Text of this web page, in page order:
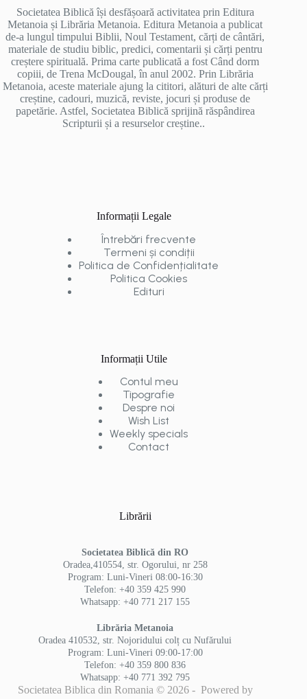
Societatea Biblică își desfășoară activitatea prin Editura
Metanoia și Librăria Metanoia. Editura Metanoia a publicat
de-a lungul timpului Biblii, Noul Testament, cărți de cântări,
materiale de studiu biblic, predici, comentarii și cărți pentru
creștere spirituală. Prima carte publicată a fost Când dorm
copiii, de Trena McDougal, în anul 2002. Prin Librăria
Metanoia, aceste materiale ajung la cititori, alături de alte cărți
creștine, cadouri, muzică, reviste, jocuri și produse de
papetărie. Astfel, Societatea Biblică sprijină răspândirea
Scripturii și a resurselor creștine..
Informații Legale
Întrebări frecvente
Termeni și condiții
Politica de Confidențialitate
Politica Cookies
Edituri
Informații Utile
Contul meu
Tipografie
Despre noi
Wish List
Weekly specials
Contact
Librării
Societatea Biblică din RO
Oradea,410554, str. Ogorului, nr 258
Program: Luni-Vineri 08:00-16:30
Telefon: +40 359 425 990
Whatsapp: +40 771 217 155
Librăria Metanoia
Oradea 410532, str. Nojoridului colț cu Nufărului
Program: Luni-Vineri 09:00-17:00
Telefon: +40 359 800 836
Whatsapp: +40 771 392 795
Societatea Biblica din Romania © 2026 - Powered by